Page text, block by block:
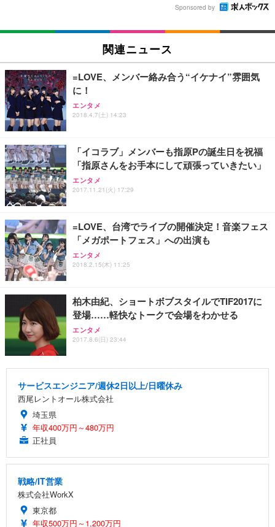
Sponsored by
関連ニュース
=LOVE、メンバー絡み合う“イケナイ”雰囲気
に！
エンタメ
2018.4.7(土) 14:23
「イコラブ」メンバーも指原Pの誕生日を祝福
「指原さんをお手本にして頑張っていきたい」
エンタメ
2017.11.21(火) 17:29
=LOVE、台湾でライブの開催決定！音楽フェス
「メガポートフェス」への出演も
エンタメ
2018.2.15(木) 11:25
柏木由紀、ショートボブスタイルでTIF2017に
登場……軽快なトークで会場をわかせる
エンタメ
2017.8.6(日) 23:44
サービスエンジニア/週休2日以上/日曜休み
西尾レントオール株式会社
埼玉県
年収400万円～480万円
正社員
戦略/IT営業
株式会社WorkX
東京都
年収500万円～1,200万円